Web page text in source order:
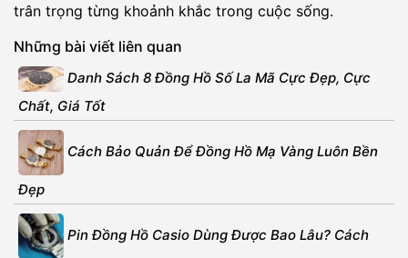
trân trọng từng khoảnh khắc trong cuộc sống.
Những bài viết liên quan
Danh Sách 8 Đồng Hồ Số La Mã Cực Đẹp, Cực
Chất, Giá Tốt
Cách Bảo Quản Để Đồng Hồ Mạ Vàng Luôn Bền
Đẹp
Pin Đồng Hồ Casio Dùng Được Bao Lâu? Cách